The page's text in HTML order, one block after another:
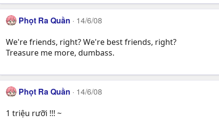
Phọt Ra Quần 14/6/08
We're friends, right? We're best friends, right?
Treasure me more, dumbass.
Phọt Ra Quần 14/6/08
1 triệu rưỡi !!! ~